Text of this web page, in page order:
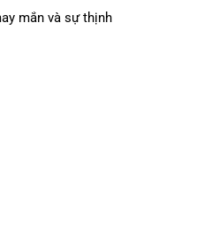
mắn và sự thịnh